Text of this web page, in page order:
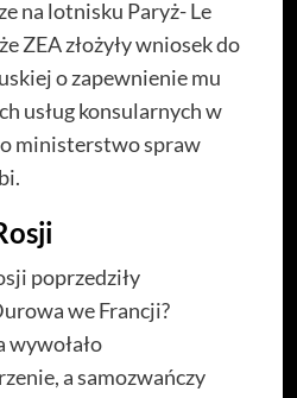
na lotnisku Paryż- Le
ZEA złożyły wniosek do
o zapewnienie mu
usług konsularnych w
ministerstwo spraw
poprzedziły
we Francji?
a samozwańczy